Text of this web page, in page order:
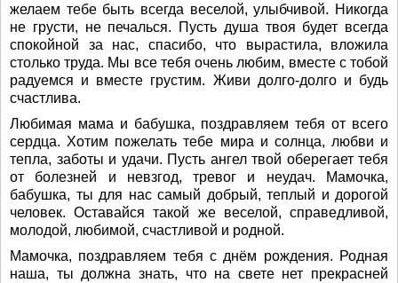
желаем тебе быть всегда веселой, улыбчивой. Никогда
не грусти, не печалься. Пусть душа твоя будет всегда
спокойной за нас, спасибо, что вырастила, вложила
столько труда. Мы все тебя очень любим, вместе с тобой
радуемся и вместе грустим. Живи долго-долго и будь
счастлива.
Любимая мама и бабушка, поздравляем тебя от всего
сердца. Хотим пожелать тебе мира и солнца, любви и
тепла, заботы и удачи. Пусть ангел твой оберегает тебя
от болезней и невзгод, тревог и неудач. Мамочка,
бабушка, ты для нас самый добрый, теплый и дорогой
человек. Оставайся такой же веселой, справедливой,
молодой, любимой, счастливой и родной.
Мамочка, поздравляем тебя с днём рождения. Родная
наша, ты должна знать, что на свете нет прекрасней